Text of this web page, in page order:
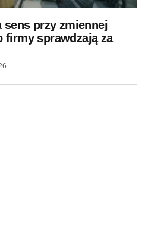
sens przy zmiennej
firmy sprawdzają za